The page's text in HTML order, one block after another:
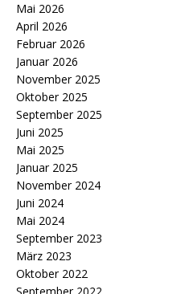
Mai 2026
April 2026
Februar 2026
Januar 2026
November 2025
Oktober 2025
September 2025
Juni 2025
Mai 2025
Januar 2025
November 2024
Juni 2024
Mai 2024
September 2023
März 2023
Oktober 2022